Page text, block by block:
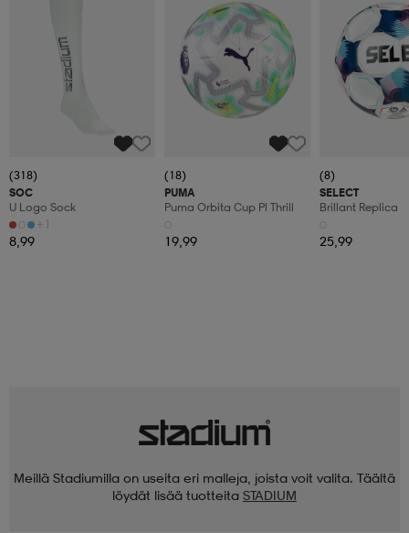
(318)
SOC
U Logo Sock
+1
8,99
(18)
PUMA
Puma Orbita Cup Pl Thrill
19,99
(8)
SELECT
Brillant Replica
25,99
Meillä Stadiumilla on useita eri malleja, joista voit valita. Täältä
löydät lisää tuotteita STADIUM